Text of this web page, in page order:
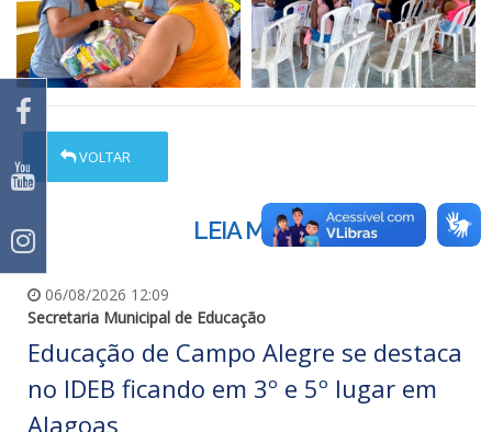
VOLTAR
LEIA MAIS
06/08/2026 12:09
Secretaria Municipal de Educação
Educação de Campo Alegre se destaca
no IDEB ficando em 3º e 5º lugar em
Alagoas